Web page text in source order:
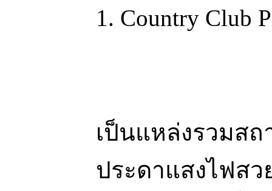
1. Country Club
เป็นแหล่งรวมส
ประดาแสงไฟส